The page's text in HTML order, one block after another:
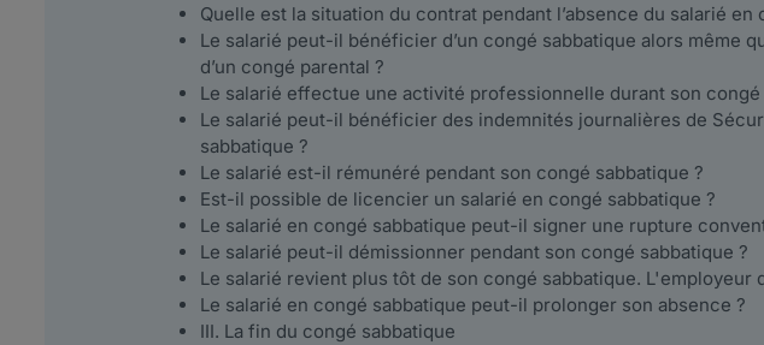
Quelle est la situation du contrat pendant l’absence du salarié en
Le salarié peut-il bénéficier d’un congé sabbatique alors même
d’un congé parental ?
Le salarié effectue une activité professionnelle durant son
Le salarié peut-il bénéficier des indemnités journalières de
sabbatique ?
Le salarié est-il rémunéré pendant son congé sabbatique ?
Est-il possible de licencier un salarié en congé sabbatique ?
Le salarié en congé sabbatique peut-il signer une rupture
Le salarié peut-il démissionner pendant son congé sabbatique ?
Le salarié revient plus tôt de son congé sabbatique.
Le salarié en congé sabbatique peut-il prolonger son absence ?
III. La fin du congé sabbatique